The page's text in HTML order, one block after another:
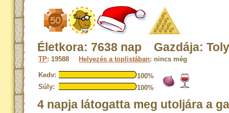
Életkora: 7638 nap Gazdája:
TP: 19588 Helyezés a toplistában: nincs még
Kedv:
100%
Súly:
100%
4 napja látogatta meg utoljára a